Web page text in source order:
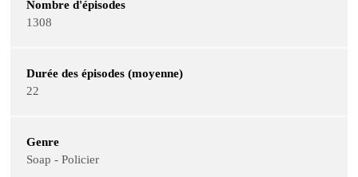
Nombre d'épisodes
1308
Durée des épisodes (moyenne)
22
Genre
Soap - Policier